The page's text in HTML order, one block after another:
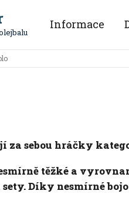
Informace
sebou hráčky
těžké a
Díky nesmírné